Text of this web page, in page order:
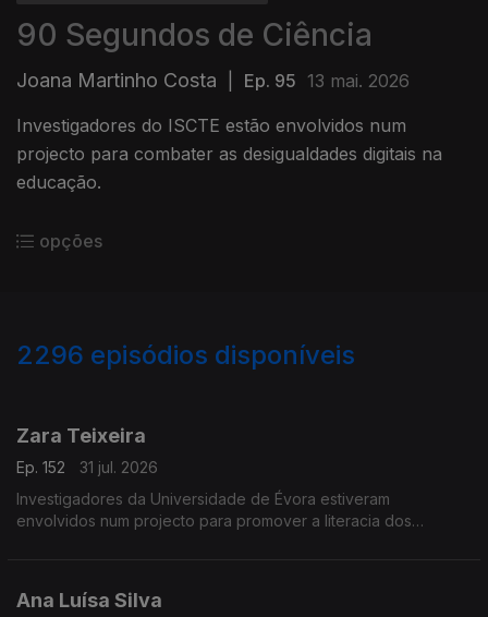
90 Segundos de Ciência
Joana Martinho Costa Ep. 95 13 mai. 2026
Investigadores do ISCTE estão envolvidos num
projecto para combater as desigualdades digitais na
educação.
opções
2296 episódios disponíveis
Zara Teixeira
Ep. 152
31 jul. 2026
Investigadores da Universidade de Évora estiveram
envolvidos num projecto para promover a literacia dos
Ana Luísa Silva